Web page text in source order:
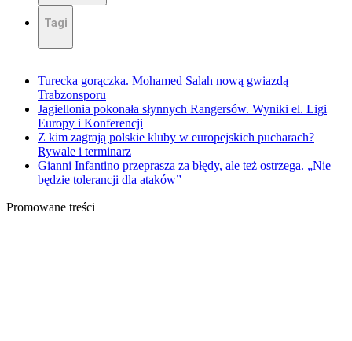
Tagi
Turecka gorączka. Mohamed Salah nową gwiazdą
Trabzonsporu
Jagiellonia pokonała słynnych Rangersów. Wyniki el. Ligi
Europy i Konferencji
Z kim zagrają polskie kluby w europejskich pucharach?
Rywale i terminarz
Gianni Infantino przeprasza za błędy, ale też ostrzega. „Nie
będzie tolerancji dla ataków”
Promowane treści